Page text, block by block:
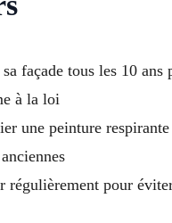
façade tous les 10 ans
à la loi
une peinture
régulièrement pour